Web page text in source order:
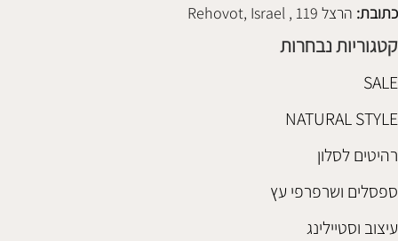
כתובת: הרצל 119 , Rehovot, Israel
קטגוריות נבחרות
SALE
NATURAL STYLE
רהיטים לסלון
ספסלים ושרפרפי עץ
עיצוב וסטיילינג